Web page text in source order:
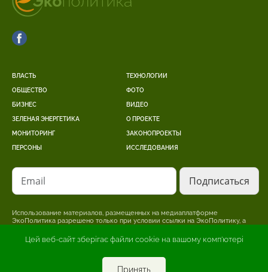
Цей веб-сайт зберігає файли cookie на вашому комп'ютері
Принять
ВЛАСТЬ
ОБЩЕСТВО
БИЗНЕС
ЗЕЛЕНАЯ ЭНЕРГЕТИКА
МОНИТОРИНГ
ПЕРСОНЫ
ТЕХНОЛОГИИ
ФОТО
ВИДЕО
О ПРОЕКТЕ
ЗАКОНОПРОЕКТЫ
ИССЛЕДОВАНИЯ
Email
Использование материалов, размещенных на медиаплатформе
ЭкоПолитика разрешено только при условии ссылки на ЭкоПолитику, а
систем, гиперссылки на страницу, где размещен оригинальный материал.
материале. За достоверность информации, опубликованной в рекламных
материалах, несет ответственность рекламодатель.